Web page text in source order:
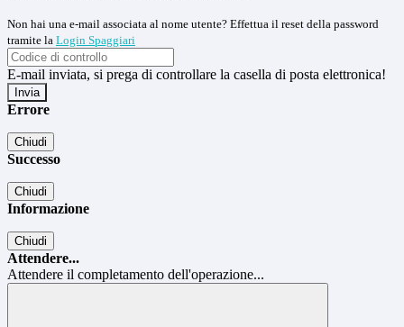
Non hai una e-mail associata al nome utente? Effettua il reset della password
tramite la Login Spaggiari
E-mail inviata, si prega di controllare la casella di posta elettronica!
Errore
Chiudi
Successo
Chiudi
Informazione
Chiudi
Attendere...
Attendere il completamento dell'operazione...